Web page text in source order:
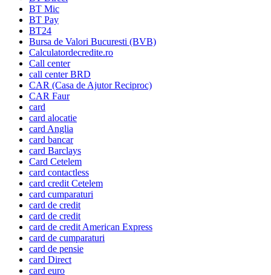
BT Mic
BT Pay
BT24
Bursa de Valori Bucuresti (BVB)
Calculatordecredite.ro
Call center
call center BRD
CAR (Casa de Ajutor Reciproc)
CAR Faur
card
card alocatie
card Anglia
card bancar
card Barclays
Card Cetelem
card contactless
card credit Cetelem
card cumparaturi
card de credit
card de credit
card de credit American Express
card de cumparaturi
card de pensie
card Direct
card euro